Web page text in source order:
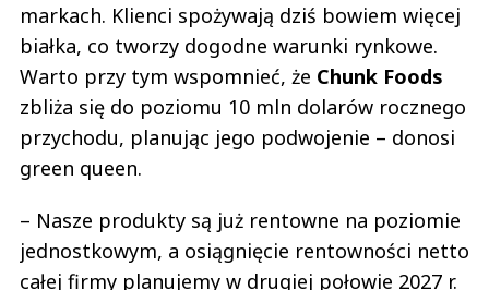
markach. Klienci spożywają dziś bowiem więcej
białka, co tworzy dogodne warunki rynkowe.
Warto przy tym wspomnieć, że Chunk Foods
zbliża się do poziomu 10 mln dolarów rocznego
przychodu, planując jego podwojenie – donosi
green queen.
– Nasze produkty są już rentowne na poziomie
jednostkowym, a osiągnięcie rentowności netto
całej firmy planujemy w drugiej połowie 2027 r.